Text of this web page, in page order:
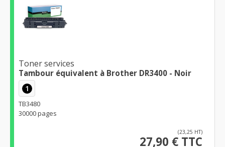
Toner services
Tambour équivalent à Brother DR3400 - Noir
1
TB3480
30000 pages
(23,25 HT)
27,90 € TTC